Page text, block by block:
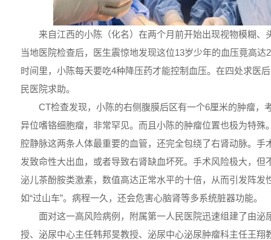
来自江西的小陈（化名）在两个月前开始出现视物模糊、
当地医院检查后，医生震惊地发现这位13岁少年的血压竟高达
时间里，小陈每天要吃4种降压药才能控制血压。在四处求医
民医院求助。
CT检查发现，小陈的右侧腹膜后区有一个6厘米的肿瘤，
异位嗜铬细胞瘤，非常罕见。而且小陈的肿瘤位置也极为特殊
腔静脉这两条人体最重要的血管，还完全包绕了右肾动脉。手
发致命性大出血，或者导致右肾缺血坏死。手术风险极大，但
泌儿茶酚胺类激素，数值高达正常水平的十倍，从而引发阵发
如“过山车”。病程一久，还会危害心脑肾等多系统脏器功能。
面对这一高风险病例，附属第一人民医院迅速组建了由泌
授、泌尿中心主任韩邦旻教授、泌尿中心泌尿肿瘤科主任王翔